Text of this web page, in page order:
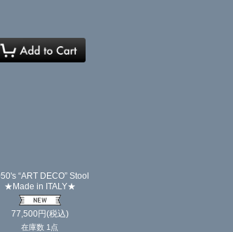
“ART DECO” Stool
★Made in ITALY★
77,500円(税込)
在庫数 1点